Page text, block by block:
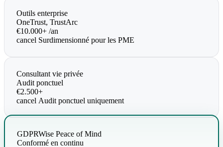
Outils enterprise
OneTrust, TrustArc
€10.000+ /an
cancel Surdimensionné pour les PME
Consultant vie privée
Audit ponctuel
€2.500+
cancel Audit ponctuel uniquement
GDPRWise Peace of Mind
Conformé en continu